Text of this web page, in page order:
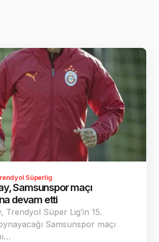
Süperlig
Samsunspor maçı
devam etti
Trendyol Süper Lig’in 15.
Samsunspor maçı